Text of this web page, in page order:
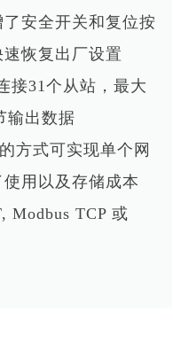
安全开关和复位按
恢复出厂设置
接31个从站，最大
输出数据
方式可实现单个网
用以及存储成本
Modbus TCP 或